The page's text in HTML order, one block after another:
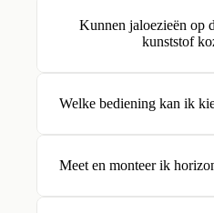
Kunnen jaloezieën op
kunststof
Welke bediening kan ik
Meet en monteer ik